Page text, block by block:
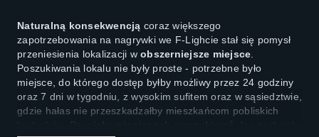
Naturalną konsekwencją coraz większego
zapotrzebowania na nagrywki we F‑Lighcie stał się pomysł
przeniesienia lokalizacji w obszerniejsze miejsce.
Poszukiwania lokalu nie były proste ‑ potrzebne było
miejsce, do którego dostęp byłby możliwy przez 24 godziny
oraz 7 dni w tygodniu, z wysokim sufitem oraz w sąsiedztwie,
gdzie hałas nie przeszkadzałby mieszkańcom pobliskich
wielu miesiącach poszukiwań